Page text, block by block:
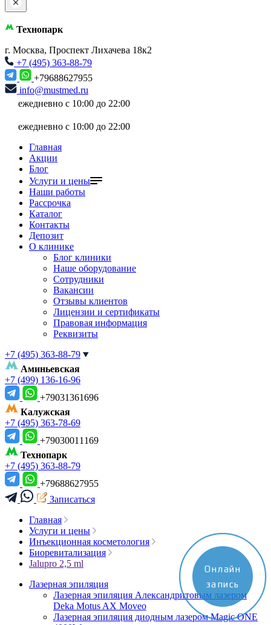
Технопарк
г. Москва, Проспект Лихачева 18к2
+7 (495) 363-88-79
+79688627955
info@mustmed.ru
ежедневно с 10:00 до 22:00
ежедневно с 10:00 до 22:00
Главная
Акции
Блог
Услуги и цены
Наши работы
Рассрочка
Каталог
Контакты
Депозит
О клинике
Блог клиники
Наше оборудование
Сотрудники
Вакансии
Отзывы клиентов
Лицензии и сертификаты
Правовая информация
Реквизиты
+7 (495) 363-88-79
Аминьевская
+7 (499) 136-16-96
+79031361696
Калужская
+7 (495) 363-78-69
+79030011169
Технопарк
+7 (495) 363-88-79
+79688627955
Записаться
Главная
Услуги и цены
Инъекционная косметология
Биоревитализация
Jalupro 2,5 ml
Лазерная эпиляция
Лазерная эпиляция Александритовым лазером
Deka Motus AX Moveo
Лазерная эпиляция диодным лазером Magic ONE
Онлайн
запись